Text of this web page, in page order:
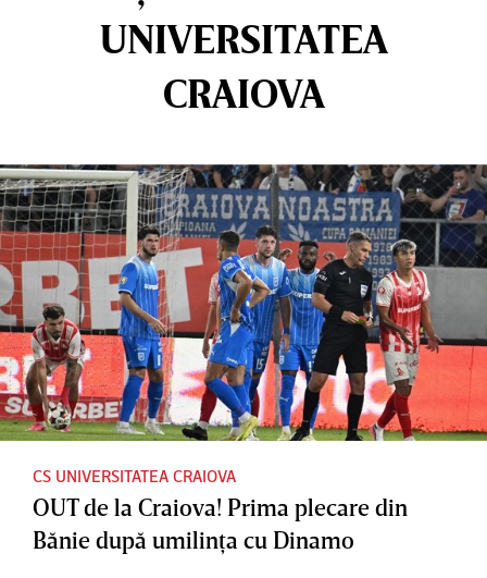
UNIVERSITATEA
CRAIOVA
CS UNIVERSITATEA CRAIOVA
OUT de la Craiova! Prima plecare din
Bănie după umilinţa cu Dinamo